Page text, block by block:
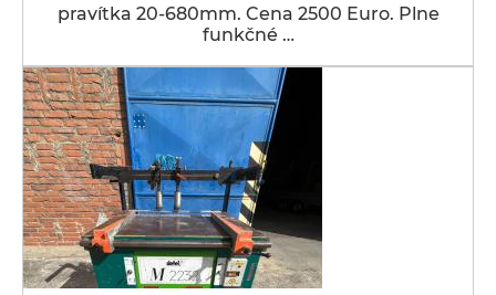
pravítka 20-680mm. Cena 2500 Euro. Plne
funkčné …